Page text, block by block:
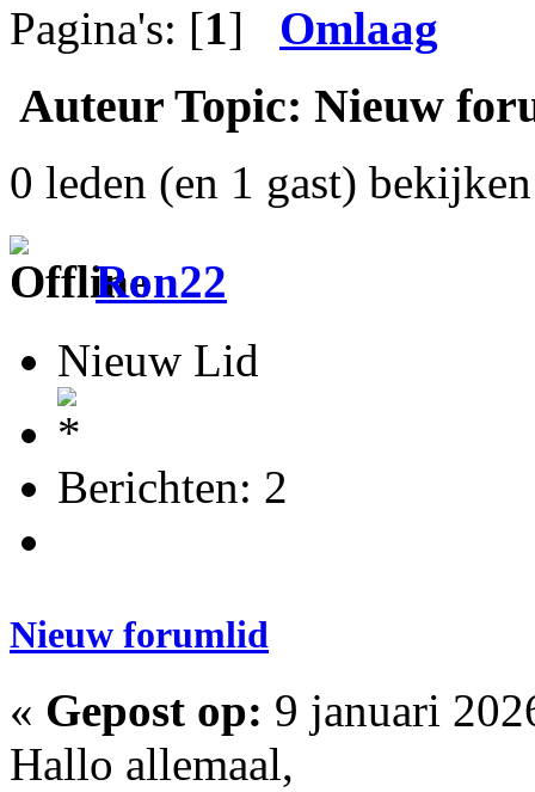
Pagina's: [1] Omlaag
Auteur Topic: Nieuw
0 leden (en 1 gast)
Ron22
Nieuw Lid
Berichten: 2
Nieuw forumlid
« Gepost op: 9 januari
Hallo allemaal,